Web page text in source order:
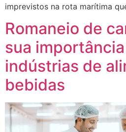
imprevistos na rota marítima
Romaneio de
sua
indústrias de
bebidas